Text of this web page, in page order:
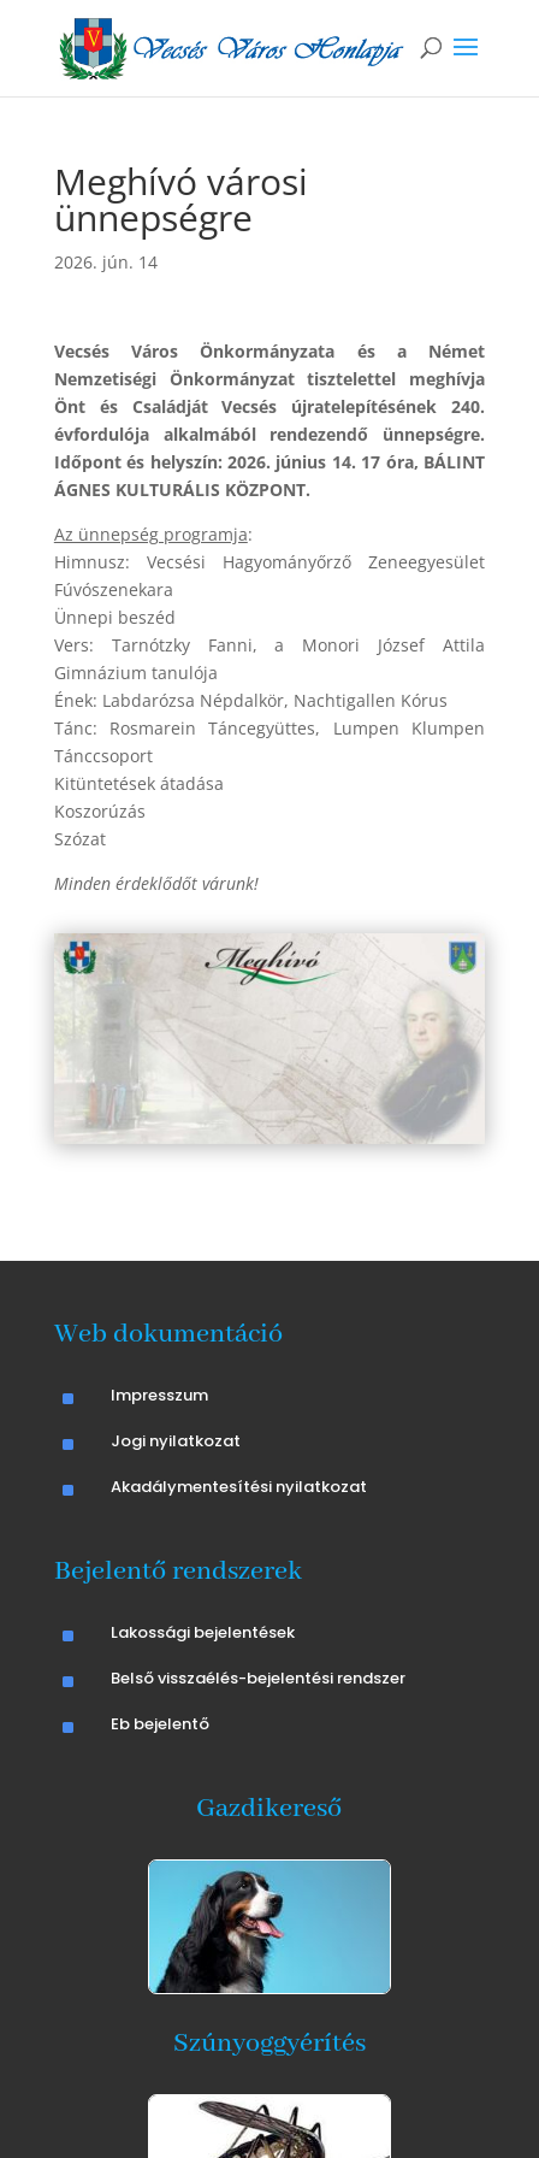
Meghívó városi
ünnepségre
2026. jún. 14
Vecsés Város Önkormányzata és a Német
Nemzetiségi Önkormányzat tisztelettel meghívja
Önt és Családját Vecsés újratelepítésének 240.
évfordulója alkalmából rendezendő ünnepségre.
Időpont és helyszín: 2026. június 14. 17 óra, BÁLINT
ÁGNES KULTURÁLIS KÖZPONT.
Az ünnepség programja:
Himnusz: Vecsési Hagyományőrző Zeneegyesület
Fúvószenekara
Ünnepi beszéd
Vers: Tarnótzky Fanni, a Monori József Attila
Gimnázium tanulója
Ének: Labdarózsa Népdalkör, Nachtigallen Kórus
Tánc: Rosmarein Táncegyüttes, Lumpen Klumpen
Tánccsoport
Kitüntetések átadása
Koszorúzás
Szózat
Minden érdeklődőt várunk!
Web dokumentáció
^ Impresszum
^ Jogi nyilatkozat
^ Akadálymentesítési nyilatkozat
Bejelentő rendszerek
^ Lakossági bejelentések
^ Belső visszaélés-bejelentési rendszer
^ Eb bejelentő
Gazdikereső
Szúnyoggyérítés